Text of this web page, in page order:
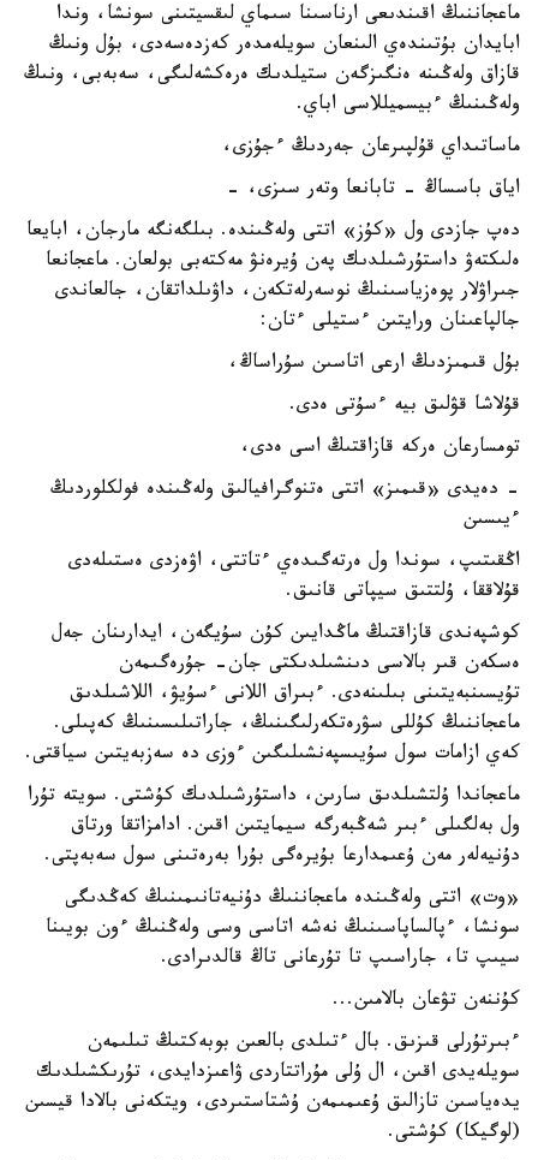
ماعجاننىڭ اقىندىعى ارناسىنا سىماي لىقسيتىنى سونشا، وندا
ابايدان بۇتىندەي الىنعان سويلەمدەر كەزدەسەدى، بۇل ونىڭ
قازاق ولەڭىنە ەنگىزگەن ستيلدىك ەرەكشەلىگى، سەبەبى، ونىڭ
ولەڭىنىڭ ءبيسميللاسى اباي.
ماساتىداي قۇلپىرعان جەردىڭ ءجۇزى،
اياق باسساڭ - تابانعا وتەر سىزى، -
دەپ جازدى ول «كۇز» اتتى ولەڭىندە. بىلگەنگە مارجان، ابايعا
ەلىكتەۋ داستۇرشىلدىك پەن ۇيرەنۋ مەكتەبى بولعان. ماعجانعا
جىراۋلار پوەزياسىنىڭ نوسەرلەتكەن، داۋىلداتقان، جالعاندى
جالپاعىنان ورايتىن ءستيلى ءتان:
بۇل قىمىزدىڭ ارعى اتاسىن سۇراساڭ،
قۇلاشا قۋلىق بيە ءسۇتى ەدى.
تومسارعان ەركە قازاقتىڭ اسى ەدى،
- دەيدى «قىمىز» اتتى ەتنوگرافيالىق ولەڭىندە فولكلوردىڭ
ءيىسىن
اڭقىتىپ، سوندا ول ەرتەگىدەي ءتاتتى، اۋەزدى ەستىلەدى
قۇلاققا، ۇلتتىق سيپاتى قانىق.
كوشپەندى قازاقتىڭ ماڭدايىن كۇن سۇيگەن، ايدارىنان جەل
ەسكەن قىر بالاسى دىنشىلدىكتى جان- جۇرەگىمەن
تۇيسىنبەيتىنى بىلىنەدى. ءبىراق اللانى ءسۇيۋ، اللاشىلدىق
ماعجاننىڭ كۇللى سۋرەتكەرلىگىنىڭ، جاراتىلىسىنىڭ كەپىلى.
كەي ازامات سول سۇيىسپەنشىلىگىن ءوزى دە سەزبەيتىن سياقتى.
ماعجاندا ۇلتشىلدىق سارىن، داستۇرشىلدىك كۇشتى. سويتە تۇرا
ول بەلگىلى ءبىر شەڭبەرگە سيمايتىن اقىن. ادامزاتقا ورتاق
دۇنيەلەر مەن ۇعىمدارعا بۇيرەگى بۇرا بەرەتىنى سول سەبەپتى.
«وت» اتتى ولەڭىندە ماعجاننىڭ دۇنيەتانىمىنىڭ كەڭدىگى
سونشا، ءپالساپاسىنىڭ نەشە اتاسى وسى ولەڭنىڭ ءون بويىنا
سيىپ تا، جاراسىپ تا تۇرعانى تاڭ قالدىرادى.
كۇننەن تۋعان بالامىن...
ءبىرتۇرلى قىزىق. بال ءتىلدى بالعىن بوبەكتىڭ تىلىمەن
سويلەيدى اقىن، ال ۇلى مۇراتتاردى ۋاعىزدايدى، تۇرىكشىلدىك
يدەياسىن تازالىق ۇعىمىمەن ۇشتاستىردى، ويتكەنى بالادا قيسىن
(لوگيكا) كۇشتى.